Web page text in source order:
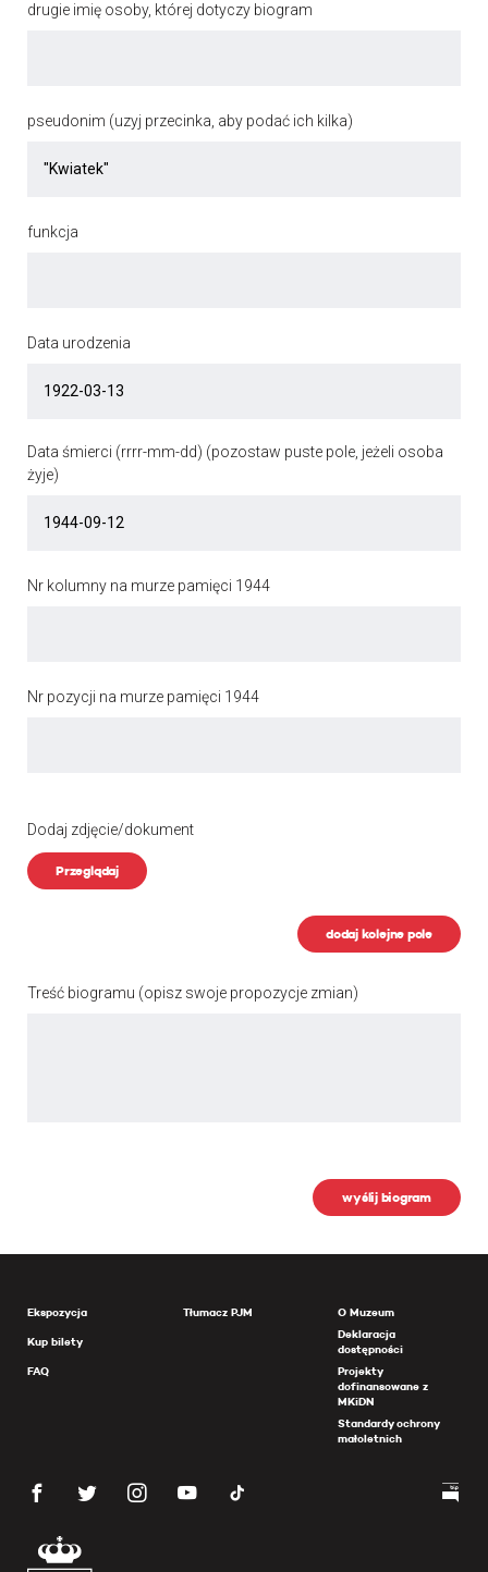
drugie imię osoby, której dotyczy biogram
pseudonim (uzyj przecinka, aby podać ich kilka)
funkcja
Data urodzenia
Data śmierci (rrrr-mm-dd) (pozostaw puste pole, jeżeli osoba
żyje)
Nr kolumny na murze pamięci 1944
Nr pozycji na murze pamięci 1944
Dodaj zdjęcie/dokument
Przeglądaj
dodaj kolejne pole
Treść biogramu (opisz swoje propozycje zmian)
wyślij biogram
Ekspozycja
Kup bilety
FAQ
Tłumacz PJM
O Muzeum
Deklaracja
dostępności
Projekty
dofinansowane z
MKiDN
Standardy ochrony
małoletnich